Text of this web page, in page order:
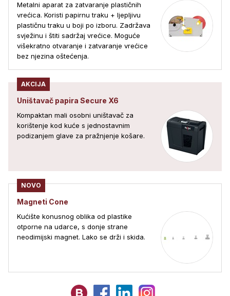
Metalni aparat za zatvaranje plastičnih
vrećica. Koristi papirnu traku + ljepljivu
plastičnu traku u boji po izboru. Zadržava
svježinu i štiti sadržaj vrećice. Moguće
višekratno otvaranje i zatvaranje vrećice
bez njezina oštećenja.
AKCIJA
Uništavač papira Secure X6
Kompaktan mali osobni uništavač za
korištenje kod kuće s jednostavnim
podizanjem glave za pražnjenje košare.
NOVO
Magneti Cone
Kućište konusnog oblika od plastike
otporne na udarce, s donje strane
neodimijski magnet. Lako se drži i skida.